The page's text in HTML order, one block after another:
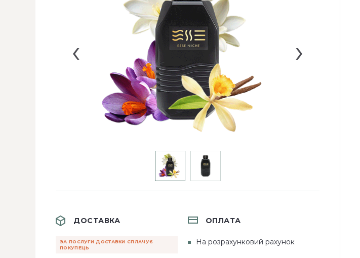
ДОСТАВКА
ЗА ПОСЛУГИ ДОСТАВКИ СПЛАЧУЄ
ПОКУПЕЦЬ
ОПЛАТА
На розрахунковий рахунок